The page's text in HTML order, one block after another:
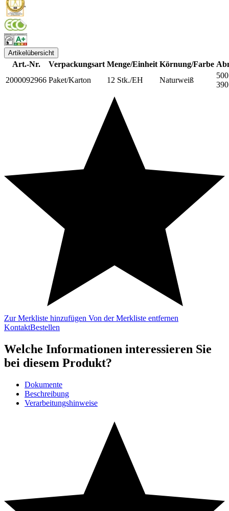
Artikelübersicht
Art.-Nr. Verpackungsart Menge/Einheit Körnung/Farbe
2000092966 Paket/Karton 12 Stk./EH Naturweiß
Zur Merkliste hinzufügen Von der Merkliste entfernen
KontaktBestellen
Welche Informationen interessieren Sie
bei diesem Produkt?
Dokumente
Beschreibung
Verarbeitungshinweise